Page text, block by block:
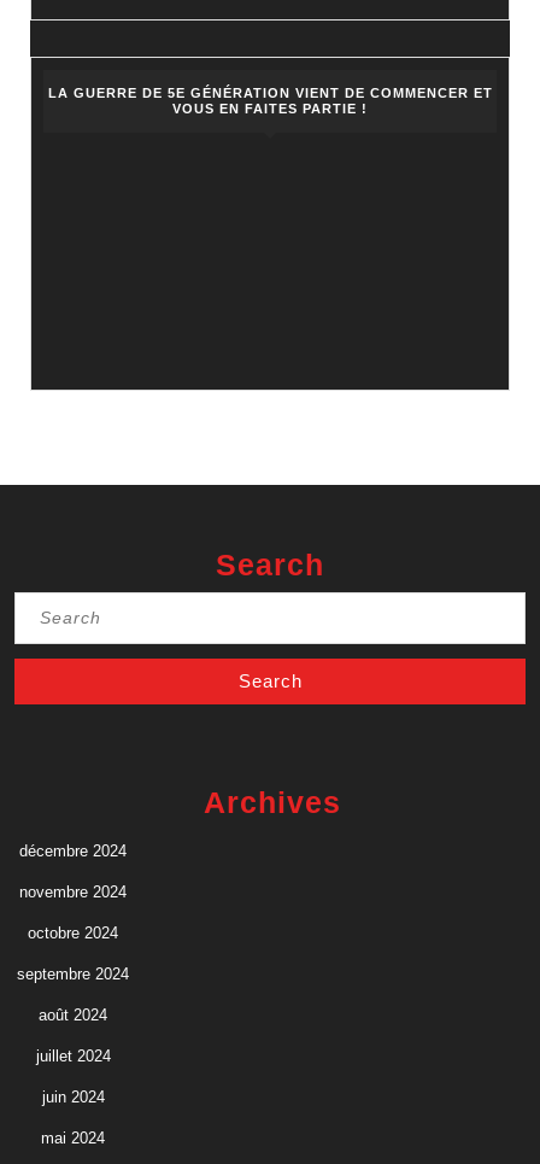
LA GUERRE DE 5E GÉNÉRATION VIENT DE COMMENCER ET
VOUS EN FAITES PARTIE !
Search
Archives
décembre 2024
novembre 2024
octobre 2024
septembre 2024
août 2024
juillet 2024
juin 2024
mai 2024